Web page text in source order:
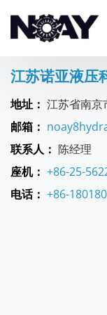
江苏诺亚液压
地址： 江苏省南京
邮箱：
联系人： 陈经理
座机： +86-25-
电话： +86-